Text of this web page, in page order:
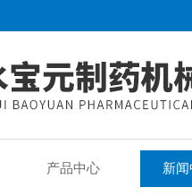
产品中心 新